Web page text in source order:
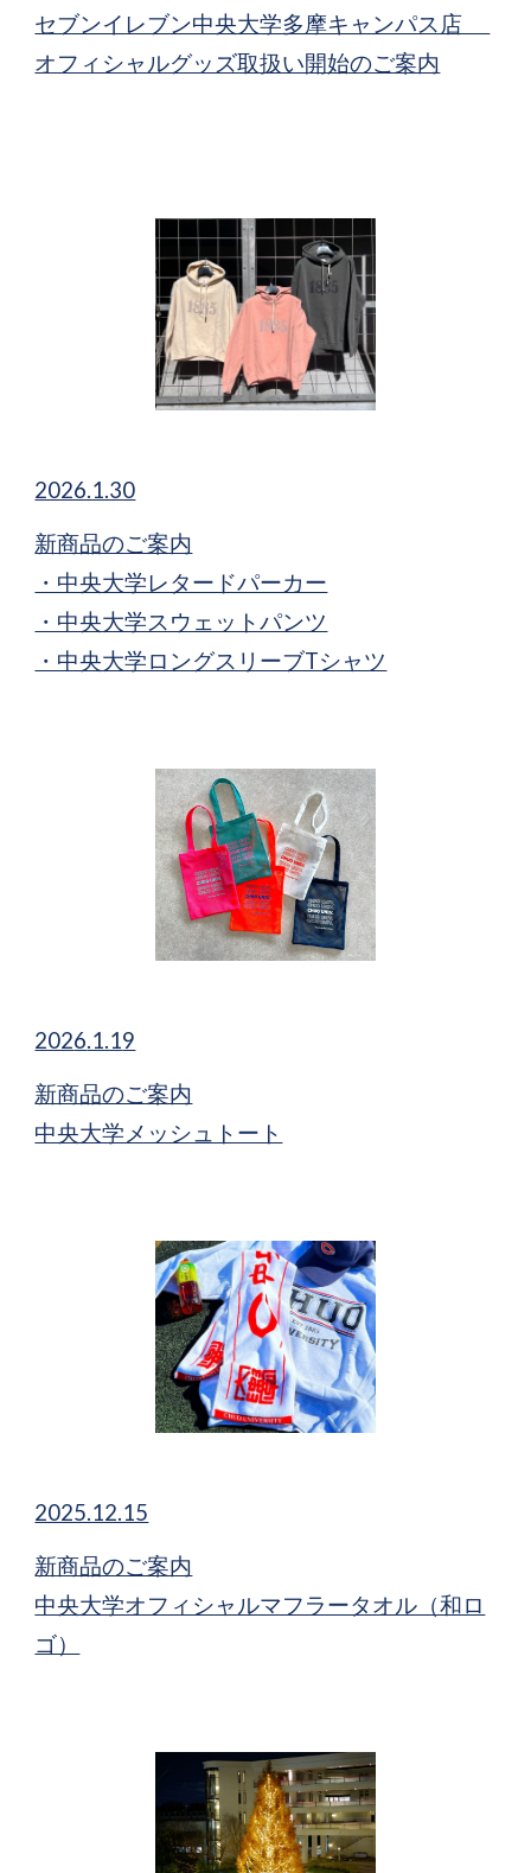
セブンイレブン中央大学多摩キャンパス店
オフィシャルグッズ取扱い開始のご案内
2026.1.30
新商品​のご案内
・中央大学レタードパーカー
・中央大学スウェットパンツ
・中央大学ロングスリーブTシャツ
2026.1.19
新商品​のご案内
中央大学メッシュトート
2025.12.15
新商品​のご案内
中央大学オフィシャルマフラータオル（和ロ
ゴ）